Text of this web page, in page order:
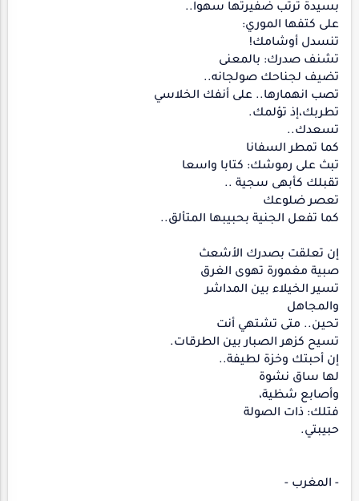
بسيدة ترتب ضفيرتها سهوا..
على كتفها الموري:
تنسدل أوشامك!
تشنف صدرك: بالمعنى
تضيف لجناحك صولجانه..
تصب انهمارها.. على أنفك الخلاسي
تطربك،إذ تؤلمك.
تسعدك..
كما تمطر السفانا
تبث على رموشك: كتابا واسعا
تقبلك كأبهى سجية ..
تعصر ضلوعك
كما تفعل الجنية بحبيبها المتألق..
إن تعلقت بصدرك الأشعث
صبية مغمورة تهوى الغرق
تسير الخيلاء بين المداشر
والمجاهل
تحين.. متى تشتهي أنت
تسيح كزهر الصبار بين الطرقات.
إن أحبتك وخزة لطيفة..
لها ساق نشوة
وأصابع شظية،
فتلك: ذات الصولة
حبيبتي.
- المغرب -